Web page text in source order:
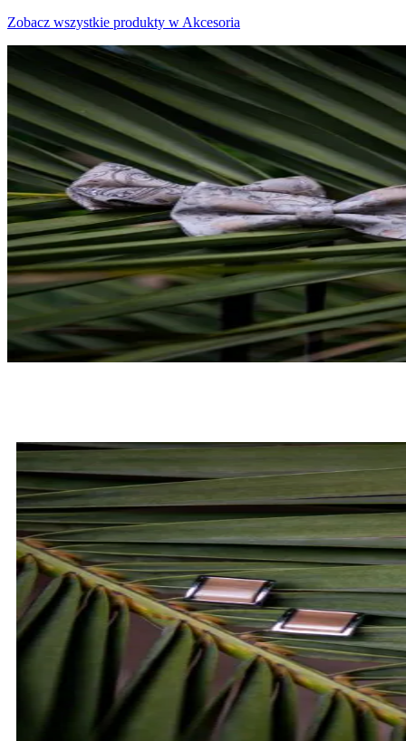
Zobacz wszystkie produkty w Akcesoria